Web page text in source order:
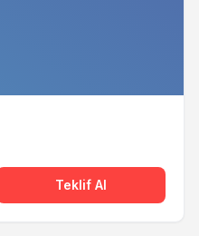
Teklif Al